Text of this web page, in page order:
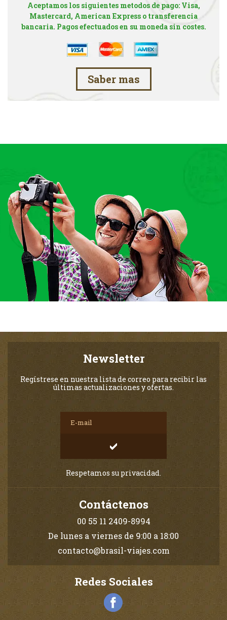
Aceptamos los siguientes metodos de pago: Visa,
Mastercard, American Express o transferencia
bancaria. Pagos efectuados en su moneda sin costes.
Saber mas
Newsletter
Regístrese en nuestra lista de correo para recibir las
últimas actualizaciones y ofertas.
Respetamos su privacidad.
Contáctenos
00 55 11 2409-8994
De lunes a viernes de 9:00 a 18:00
contacto@brasil-viajes.com
Redes Sociales